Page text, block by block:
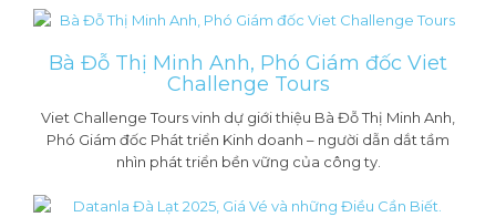
Bà Đỗ Thị Minh Anh, Phó Giám đốc Viet
Challenge Tours
Viet Challenge Tours vinh dự giới thiệu Bà Đỗ Thị Minh Anh,
Phó Giám đốc Phát triển Kinh doanh – người dẫn dắt tầm
nhìn phát triển bền vững của công ty.